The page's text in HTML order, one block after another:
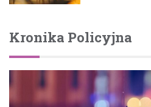
Kronika Policyjna